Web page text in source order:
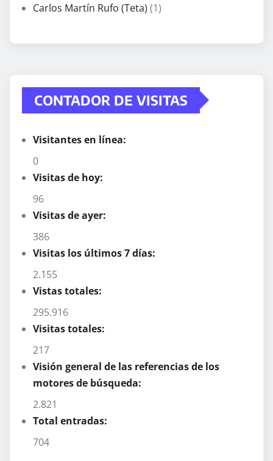
Carlos Martín Rufo (Teta) (1)
CONTADOR DE VISITAS
Visitantes en línea:
0
Visitas de hoy:
96
Visitas de ayer:
386
Visitas los últimos 7 días:
2.155
Vistas totales:
295.916
Visitas totales:
217
Visión general de las referencias de los
motores de búsqueda:
2.821
Total entradas:
704